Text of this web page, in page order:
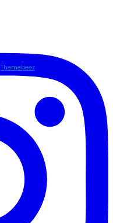
Themebeez